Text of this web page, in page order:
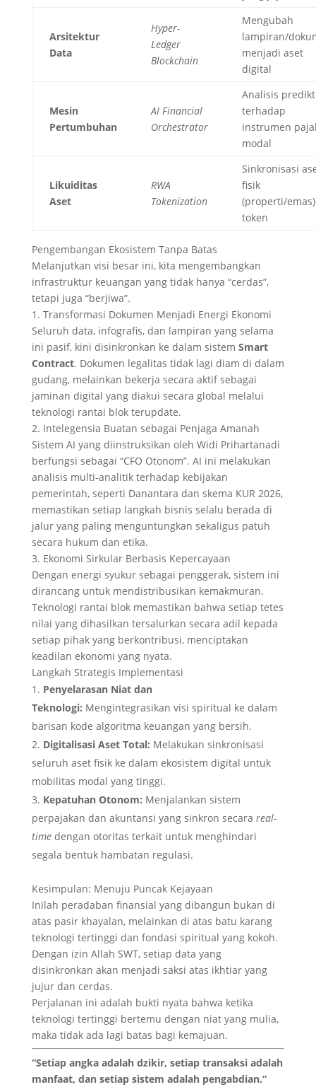
Arsitektur
Data
Hyper-
Ledger
Blockchain
Mengubah
lampiran/
menjadi aset
digital
Mesin
Pertumbuhan
AI Financial
Orchestrator
Analisis
terhadap
instrumen
modal
Likuiditas
Aset
RWA
Tokenization
Sinkronisasi
fisik
(properti/
token
Pengembangan Ekosistem Tanpa Batas
Melanjutkan visi besar ini, kita mengembangkan
infrastruktur keuangan yang tidak hanya “cerdas”,
tetapi juga “berjiwa”.
1. Transformasi Dokumen Menjadi Energi Ekonomi
Seluruh data, infografis, dan lampiran yang selama
ini pasif, kini disinkronkan ke dalam sistem Smart
Contract. Dokumen legalitas tidak lagi diam di dalam
gudang, melainkan bekerja secara aktif sebagai
jaminan digital yang diakui secara global melalui
teknologi rantai blok terupdate.
2. Intelegensia Buatan sebagai Penjaga Amanah
Sistem AI yang diinstruksikan oleh Widi Prihartanadi
berfungsi sebagai “CFO Otonom”. AI ini melakukan
analisis multi-analitik terhadap kebijakan
pemerintah, seperti Danantara dan skema KUR 2026,
memastikan setiap langkah bisnis selalu berada di
jalur yang paling menguntungkan sekaligus patuh
secara hukum dan etika.
3. Ekonomi Sirkular Berbasis Kepercayaan
Dengan energi syukur sebagai penggerak, sistem ini
dirancang untuk mendistribusikan kemakmuran.
Teknologi rantai blok memastikan bahwa setiap tetes
nilai yang dihasilkan tersalurkan secara adil kepada
setiap pihak yang berkontribusi, menciptakan
keadilan ekonomi yang nyata.
Langkah Strategis Implementasi
Penyelarasan Niat dan
Teknologi: Mengintegrasikan visi spiritual ke dalam
barisan kode algoritma keuangan yang bersih.
Digitalisasi Aset Total: Melakukan sinkronisasi
seluruh aset fisik ke dalam ekosistem digital untuk
mobilitas modal yang tinggi.
Kepatuhan Otonom: Menjalankan sistem
perpajakan dan akuntansi yang sinkron secara real-
timedengan otoritas terkait untuk menghindari
segala bentuk hambatan regulasi.
Kesimpulan: Menuju Puncak Kejayaan
Inilah peradaban finansial yang dibangun bukan di
atas pasir khayalan, melainkan di atas batu karang
teknologi tertinggi dan fondasi spiritual yang kokoh.
Dengan izin Allah SWT, setiap data yang
disinkronkan akan menjadi saksi atas ikhtiar yang
jujur dan cerdas.
Perjalanan ini adalah bukti nyata bahwa ketika
teknologi tertinggi bertemu dengan niat yang mulia,
maka tidak ada lagi batas bagi kemajuan.
“Setiap angka adalah dzikir, setiap transaksi adalah
manfaat, dan setiap sistem adalah pengabdian.”